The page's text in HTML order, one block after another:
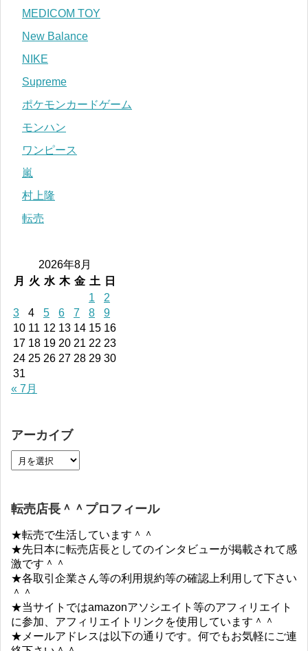
MEDICOM TOY
New Balance
NIKE
Supreme
ポケモンカードゲーム
モンハン
ワンピース
嵐
村上隆
転売
2026年8月
月
火 水 木 金 土
日
1
2
3
4 5 6 7 8
9
10 11 12 13 14 15 16
17 18 19 20 21 22 23
24 25 26 27 28 29 30
31
« 7月
アーカイブ
転売店長＾＾プロフィール
★転売で生活しています＾＾
★先日本に転売店長としてのインタビューが掲載されて感
激です＾＾
★各取引企業さん等の利用規約等の確認上利用して下さい
＾＾
★当サイトではamazonアソシエイト等のアフィリエイト
に参加、アフィリエイトリンクを使用しています＾＾
★メールアドレスは以下の通りです。何でもお気軽にご連